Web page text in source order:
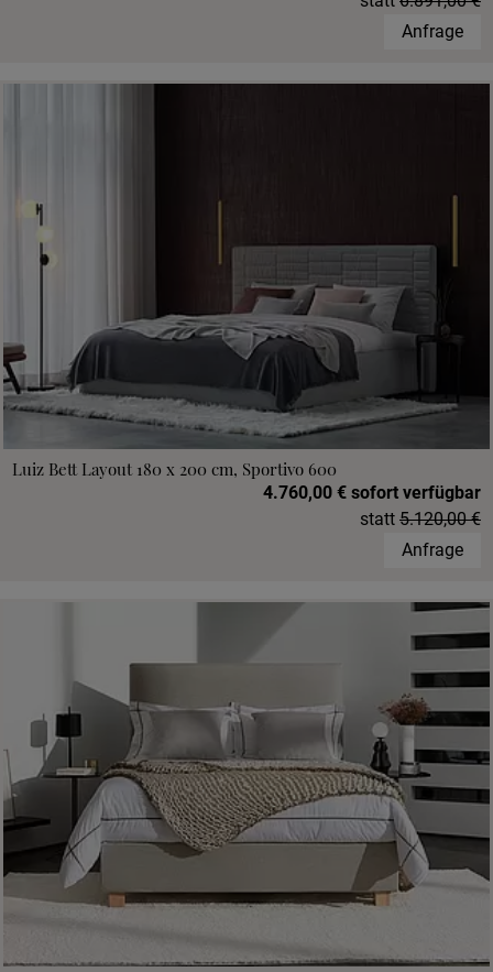
Anfrage
Luiz Bett Layout 180 x 200 cm, Sportivo 600
4.760,00 € sofort verfügbar
statt 5.120,00 €
Anfrage